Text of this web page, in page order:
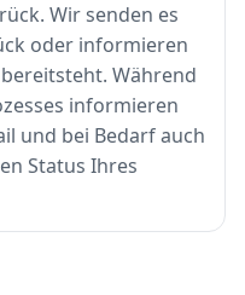
Wir senden es
oder informieren
Während
informieren
und bei Bedarf auch
Status Ihres